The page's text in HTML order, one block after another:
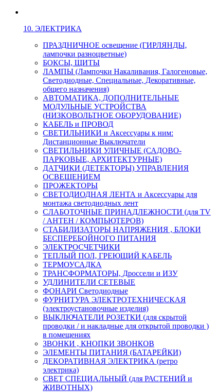
10. ЭЛЕКТРИКА
ПРАЗДНИЧНОЕ освещение (ГИРЛЯНДЫ,
лампочки разноцветные)
БОКСЫ, ЩИТЫ
ЛАМПЫ (Лампочки Накаливания, Галогеновые,
Светодиодные, Специальные, Декоративные,
общего назначения)
АВТОМАТИКА, ДОПОЛНИТЕЛЬНЫЕ
МОДУЛЬНЫЕ УСТРОЙСТВА
(НИЗКОВОЛЬТНОЕ ОБОРУДОВАНИЕ)
КАБЕЛЬ и ПРОВОД
СВЕТИЛЬНИКИ и Аксессуары к ним:
Дистанционные Выключатели
СВЕТИЛЬНИКИ УЛИЧНЫЕ (САДОВО-
ПАРКОВЫЕ, АРХИТЕКТУРНЫЕ)
ДАТЧИКИ (ДЕТЕКТОРЫ) УПРАВЛЕНИЯ
ОСВЕЩЕНИЕМ
ПРОЖЕКТОРЫ
СВЕТОДИОДНАЯ ЛЕНТА и Аксессуары для
монтажа светодиодных лент
СЛАБОТОЧНЫЕ ПРИНАДЛЕЖНОСТИ (для TV
/ АНТЕН / КОМПЬЮТЕРОВ)
СТАБИЛИЗАТОРЫ НАПРЯЖЕНИЯ , БЛОКИ
БЕСПЕРЕБОЙНОГО ПИТАНИЯ
ЭЛЕКТРОСЧЕТЧИКИ
ТЕПЛЫЙ ПОЛ, ГРЕЮЩИЙ КАБЕЛЬ
ТЕРМОУСАДКА
ТРАНСФОРМАТОРЫ, Дроссели и ИЗУ
УДЛИНИТЕЛИ СЕТЕВЫЕ
ФОНАРИ Светодиодные
ФУРНИТУРА ЭЛЕКТРОТЕХНИЧЕСКАЯ
(электроустановочные изделия)
ВЫКЛЮЧАТЕЛИ РОЗЕТКИ (для скрытой
проводки / и накладные для открытой проводки )
в помещениях
ЗВОНКИ , КНОПКИ ЗВОНКОВ
ЭЛЕМЕНТЫ ПИТАНИЯ (БАТАРЕЙКИ)
ДЕКОРАТИВНАЯ ЭЛЕКТРИКА (ретро
электрика)
СВЕТ СПЕЦИАЛЬНЫЙ (для РАСТЕНИЙ и
ЖИВОТНЫХ)